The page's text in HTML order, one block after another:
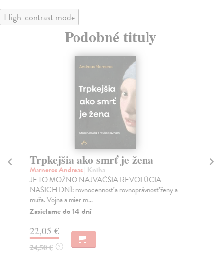
High-contrast mode
Podobné tituly
Trpkejšia ako smrť je žena
Marneros Andreas| Kniha
JE TO MOŽNO NAJVÄČŠIA REVOLÚCIA
NAŠICH DNÍ: rovnocennosť a rovnoprávnosť ženy a
muža. Vojna a mier m...
Zasielame do 14 dní
22,05 €
24,50 € ?